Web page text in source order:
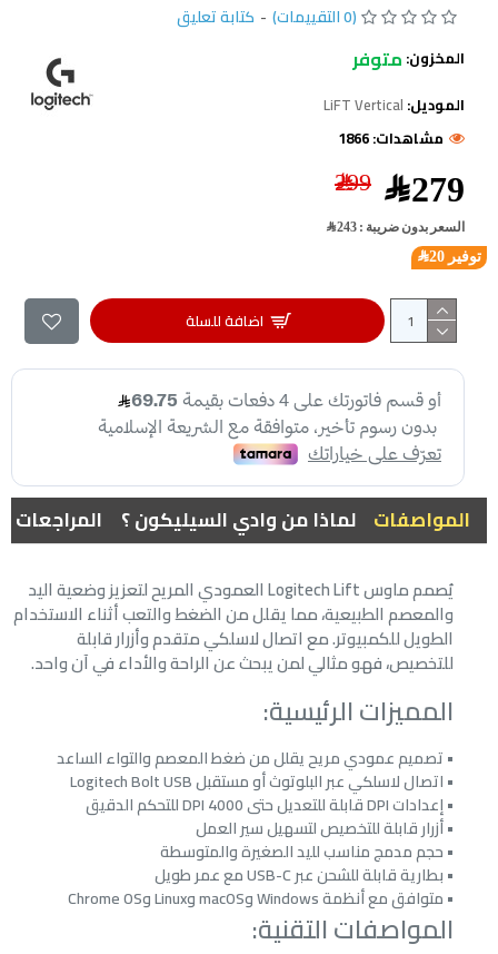
(0 التقييمات) - كتابة تعليق
279﷼ 299﷼
توفير 20﷼
السعر بدون ضريبة : 243﷼
المخزون: متوفر
الموديل: LiFT Vertical
مشاهدات: 1866
اضافة للسلة
المواصفات لماذا من وادي السيليكون ؟ المراجعات
يُصمم ماوس Logitech Lift العمودي المريح لتعزيز وضعية اليد
والمعصم الطبيعية، مما يقلل من الضغط والتعب أثناء الاستخدام
الطويل للكمبيوتر. مع اتصال لاسلكي متقدم وأزرار قابلة
للتخصيص، فهو مثالي لمن يبحث عن الراحة والأداء في آن واحد.
المميزات الرئيسية:
• تصميم عمودي مريح يقلل من ضغط المعصم والتواء الساعد
• اتصال لاسلكي عبر البلوتوث أو مستقبل Logitech Bolt USB
• إعدادات DPI قابلة للتعديل حتى 4000 DPI للتحكم الدقيق
• أزرار قابلة للتخصيص لتسهيل سير العمل
• حجم مدمج مناسب لليد الصغيرة والمتوسطة
• بطارية قابلة للشحن عبر USB-C مع عمر طويل
• متوافق مع أنظمة Windows وmacOS وLinux وChrome OS
المواصفات التقنية: